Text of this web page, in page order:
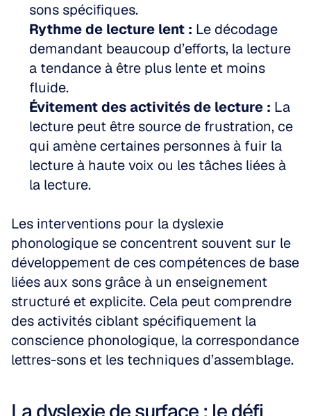
sons spécifiques.
Rythme de lecture lent : Le décodage
demandant beaucoup d’efforts, la lecture
a tendance à être plus lente et moins
fluide.
Évitement des activités de lecture : La
lecture peut être source de frustration, ce
qui amène certaines personnes à fuir la
lecture à haute voix ou les tâches liées à
la lecture.
Les interventions pour la dyslexie
phonologique se concentrent souvent sur le
développement de ces compétences de base
liées aux sons grâce à un enseignement
structuré et explicite. Cela peut comprendre
des activités ciblant spécifiquement la
conscience phonologique, la correspondance
lettres-sons et les techniques d’assemblage.